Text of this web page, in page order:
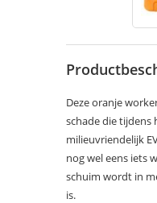
Deze oranje
schade die tijdens
milieuvriendelijk
nog wel eens iets
schuim wordt in
is.